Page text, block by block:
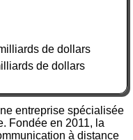
de dollars
de dollars
entreprise spécialisée
Fondée en 2011, la
à distance